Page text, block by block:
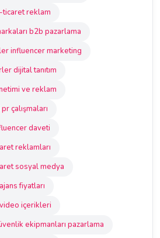
ticaret reklam
b2b pazarlama
influencer marketing
dijital tanıtım
ve reklam
çalışmaları
daveti
reklamları
sosyal medya
fiyatları
içerikleri
ekipmanları pazarlama